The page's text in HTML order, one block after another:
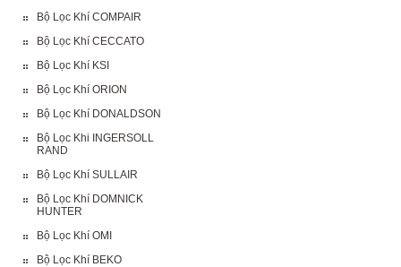
Bộ Lọc Khí COMPAIR
Bộ Lọc Khí CECCATO
Bộ Lọc Khí KSI
Bộ Lọc Khí ORION
Bộ Lọc Khí DONALDSON
Bộ Lọc Khi INGERSOLL
RAND
Bộ Lọc Khí SULLAIR
Bộ Lọc Khí DOMNICK
HUNTER
Bộ Lọc Khí OMI
Bộ Lọc Khí BEKO